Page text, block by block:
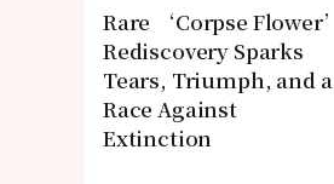
Rare ‘Corpse Flower’
Rediscovery Sparks
Tears, Triumph, and a
Race Against
Extinction